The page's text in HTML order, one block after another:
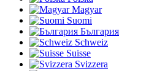
Magyar
Suomi
България
Schweiz
Suisse
Svizzera